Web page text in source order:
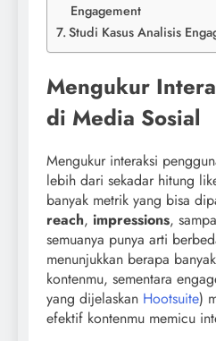
Engagement
Studi Kasus Analisis
Mengukur
di Media Sosial
Mengukur interaksi
lebih dari sekadar hitung
banyak metrik yang bisa
reach, impressions,
semuanya punya arti
menunjukkan berapa
kontenmu, sementara
yang dijelaskan Hootsuite)
efektif kontenmu memicu